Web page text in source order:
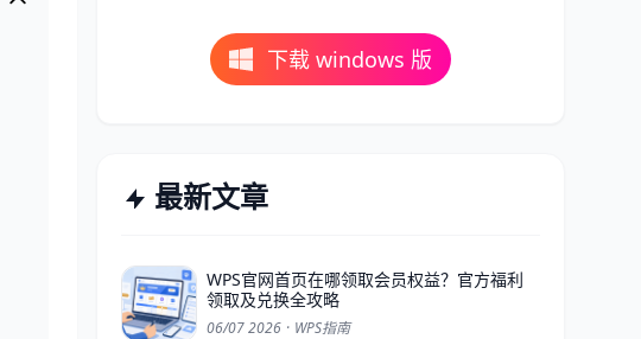
下载 windows 版
最新文章
WPS官网首页在哪领取会员权益？官方福利
领取及兑换全攻略
06/07 2026 · WPS指南